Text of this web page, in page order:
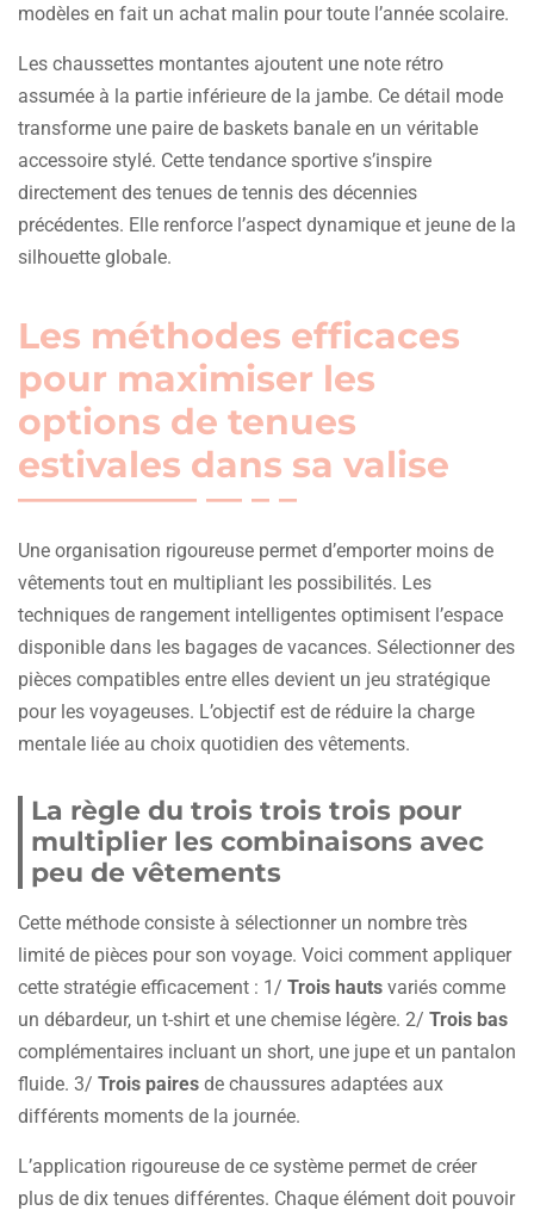
modèles en fait un achat malin pour toute l’année scolaire.
Les chaussettes montantes ajoutent une note rétro
assumée à la partie inférieure de la jambe. Ce détail mode
transforme une paire de baskets banale en un véritable
accessoire stylé. Cette tendance sportive s’inspire
directement des tenues de tennis des décennies
précédentes. Elle renforce l’aspect dynamique et jeune de la
silhouette globale.
Les méthodes efficaces
pour maximiser les
options de tenues
estivales dans sa valise
Une organisation rigoureuse permet d’emporter moins de
vêtements tout en multipliant les possibilités. Les
techniques de rangement intelligentes optimisent l’espace
disponible dans les bagages de vacances. Sélectionner des
pièces compatibles entre elles devient un jeu stratégique
pour les voyageuses. L’objectif est de réduire la charge
mentale liée au choix quotidien des vêtements.
La règle du trois trois trois pour
multiplier les combinaisons avec
peu de vêtements
Cette méthode consiste à sélectionner un nombre très
limité de pièces pour son voyage. Voici comment appliquer
cette stratégie efficacement : 1/ Trois hauts variés comme
un débardeur, un t-shirt et une chemise légère. 2/ Trois bas
complémentaires incluant un short, une jupe et un pantalon
fluide. 3/ Trois paires de chaussures adaptées aux
différents moments de la journée.
L’application rigoureuse de ce système permet de créer
plus de dix tenues différentes. Chaque élément doit pouvoir